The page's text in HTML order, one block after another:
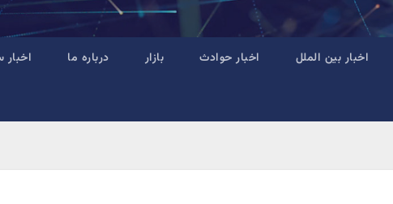
اخبار بین الملل اخبار حوادث بازار درباره ما